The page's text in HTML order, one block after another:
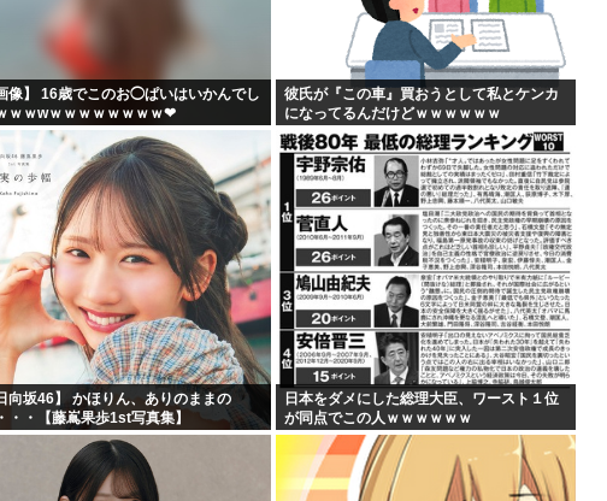
像】 16歳でこのお◯ぱいはいかんでし
ｗｗwｗｗｗｗｗｗｗｗ❤
彼氏が『この車』買おうとして私とケンカ
になってるんだけどｗｗｗｗｗｗ
向坂46】 かほりん、ありのままの
・・【藤嶌果歩1st写真集】
日本をダメにした総理大臣、ワースト１位
が同点でこの人ｗｗｗｗｗｗ